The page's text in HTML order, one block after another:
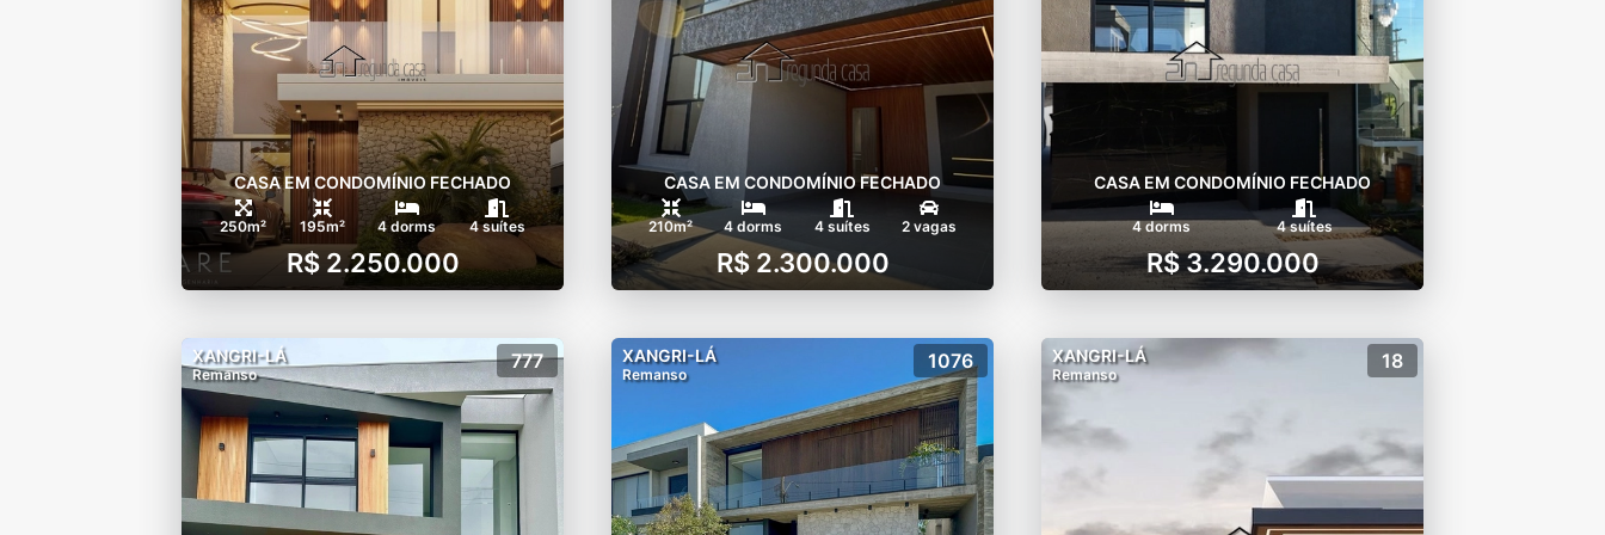
-Assador gourmet
-Quadra de tênis descoberta - piso rápido
-Quadra de tênis coberta-saibro
- Quadra de Futebol 5
- Quadra de Beach tênis
CASA EM CONDOMÍNIO FECHADO
250m² 195m² 4 dorms 4 suítes
R$ 2.250.000
CASA EM CONDOMÍNIO FECHADO
210m² 4 dorms 4 suítes 2 vagas
R$ 2.300.000
CASA EM CONDOMÍNIO FECHADO
4 dorms 4 suítes
R$ 3.290.000
XANGRI-LÁ
Remanso
777 XANGRI-LÁ
Remanso
1076 XANGRI-LÁ
Remanso
18